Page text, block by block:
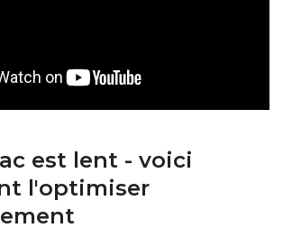
est lent - voici
l'optimiser